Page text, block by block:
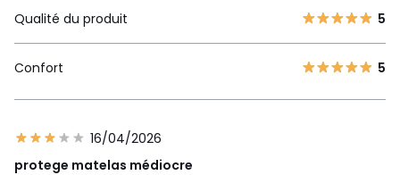
Qualité du produit 5
Confort 5
16/04/2026
protege matelas médiocre